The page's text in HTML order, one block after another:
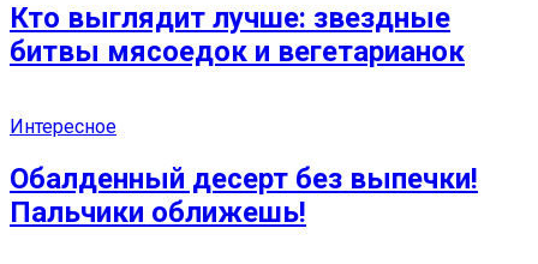
Кто выглядит лучше: звездные
битвы мясоедок и вегетарианок
Интересное
Обалденный десерт без выпечки!
Пальчики оближешь!